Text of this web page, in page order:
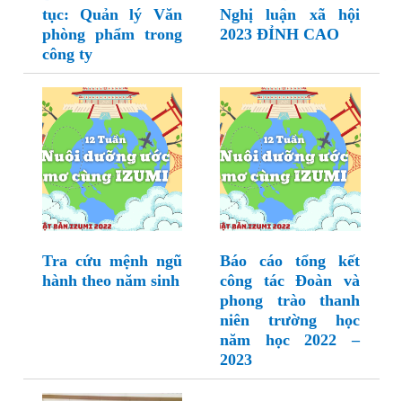
tục: Quản lý Văn
phòng phẩm trong
công ty
Nghị luận xã hội
2023 ĐỈNH CAO
Tra cứu mệnh ngũ
hành theo năm sinh
Báo cáo tổng kết
công tác Đoàn và
phong trào thanh
niên trường học
năm học 2022 –
2023